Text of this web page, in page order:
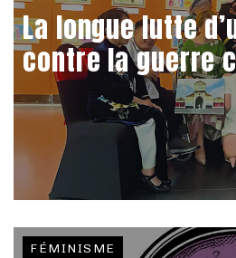
La longue lutte
contre la guerre
FÉMINISME